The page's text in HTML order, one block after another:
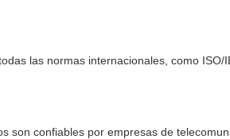
las normas internacionales, como ISO/
son confiables por empresas de